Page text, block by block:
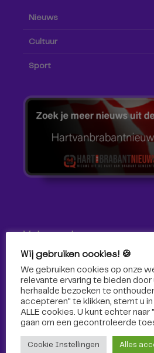
Nieuws
Cultuur
Sport
Volg ons!
Volg Omroep Tilburg niet alleen
media!
Wij gebruiken cookies! 🍪
We gebruiken cookies op onze
relevante ervaring te bieden door
herhaalde bezoeken te
accepteren" te klikken, stemt u
ALLE cookies. U kunt echter
gaan om een ​​gecontroleerde
Cookie Instellingen Alles